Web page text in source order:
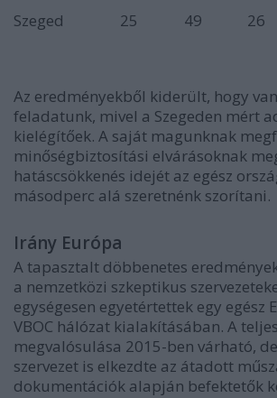
Szeged
25 49 26
Az eredményekből kiderült, hogy
feladatunk, mivel a Szegeden mért
kielégítőek. A saját magunknak
minőségbiztosítási elvárásoknak
hatáscsökkenés idejét az egész
másodperc alá szeretnénk szorítani.
Irány Európa
A tapasztalt döbbenetes
a nemzetközi szkeptikus
egységesen egyetértettek egy egész
VBOC hálózat kialakításában. A
megvalósulása 2015-ben várható,
szervezet is elkezdte az átadott
dokumentációk alapján befektetők